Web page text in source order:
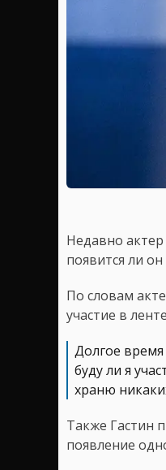
Недавно
появится ли
По словам
участие в
Долгое
буду ли я
храню
Также Гастин
появление